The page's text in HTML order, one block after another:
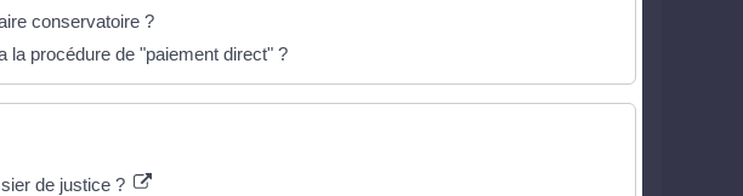
conservatoire ?
la procédure de "paiement direct" ?
de justice ?